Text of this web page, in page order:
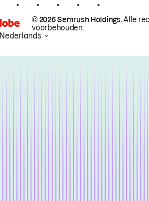
© 2026 Semrush Holdings.Alle
voorbehouden.
Nederlands